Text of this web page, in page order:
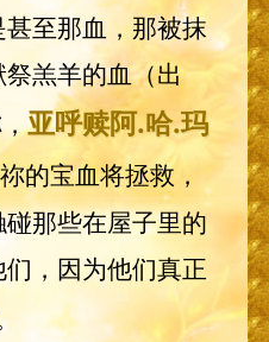
至那血，那被抹
羔羊的血（出
亚呼赎阿.哈.玛
的宝血将拯救，
那些在屋子里的
，因为他们真正